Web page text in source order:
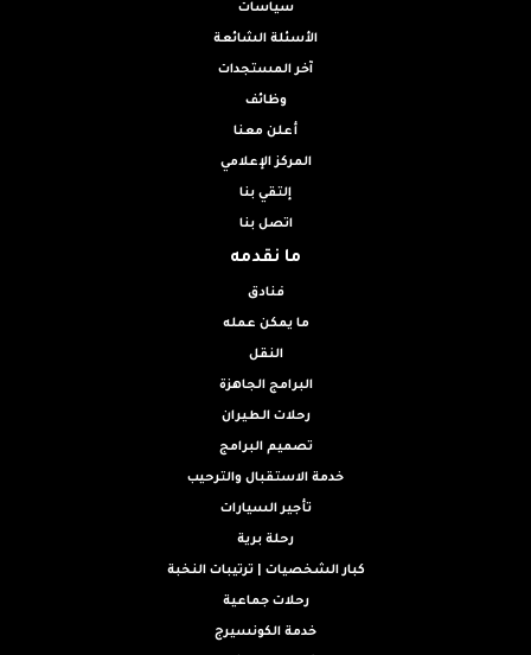
سياسات
الأسئلة الشائعة
آخر المستجدات
وظائف
أعلن معنا
المركز الإعلامي
إلتقي بنا
اتصل بنا
ما نقدمه
فنادق
ما يمكن عمله
النقل
البرامج الجاهزة
رحلات الطيران
تصميم البرامج
خدمة الاستقبال والترحيب
تأجير السيارات
رحلة برية
كبار الشخصيات | ترتيبات النخبة
رحلات جماعية
خدمة الكونسيرج